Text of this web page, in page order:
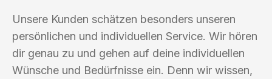
Unsere Kunden schätzen besonders unseren
persönlichen und individuellen Service. Wir hören
dir genau zu und gehen auf deine individuellen
Wünsche und Bedürfnisse ein. Denn wir wissen,